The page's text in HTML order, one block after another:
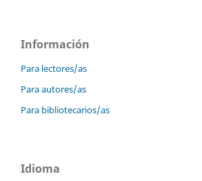
Información
Para lectores/as
Para autores/as
Para bibliotecarios/as
Idioma